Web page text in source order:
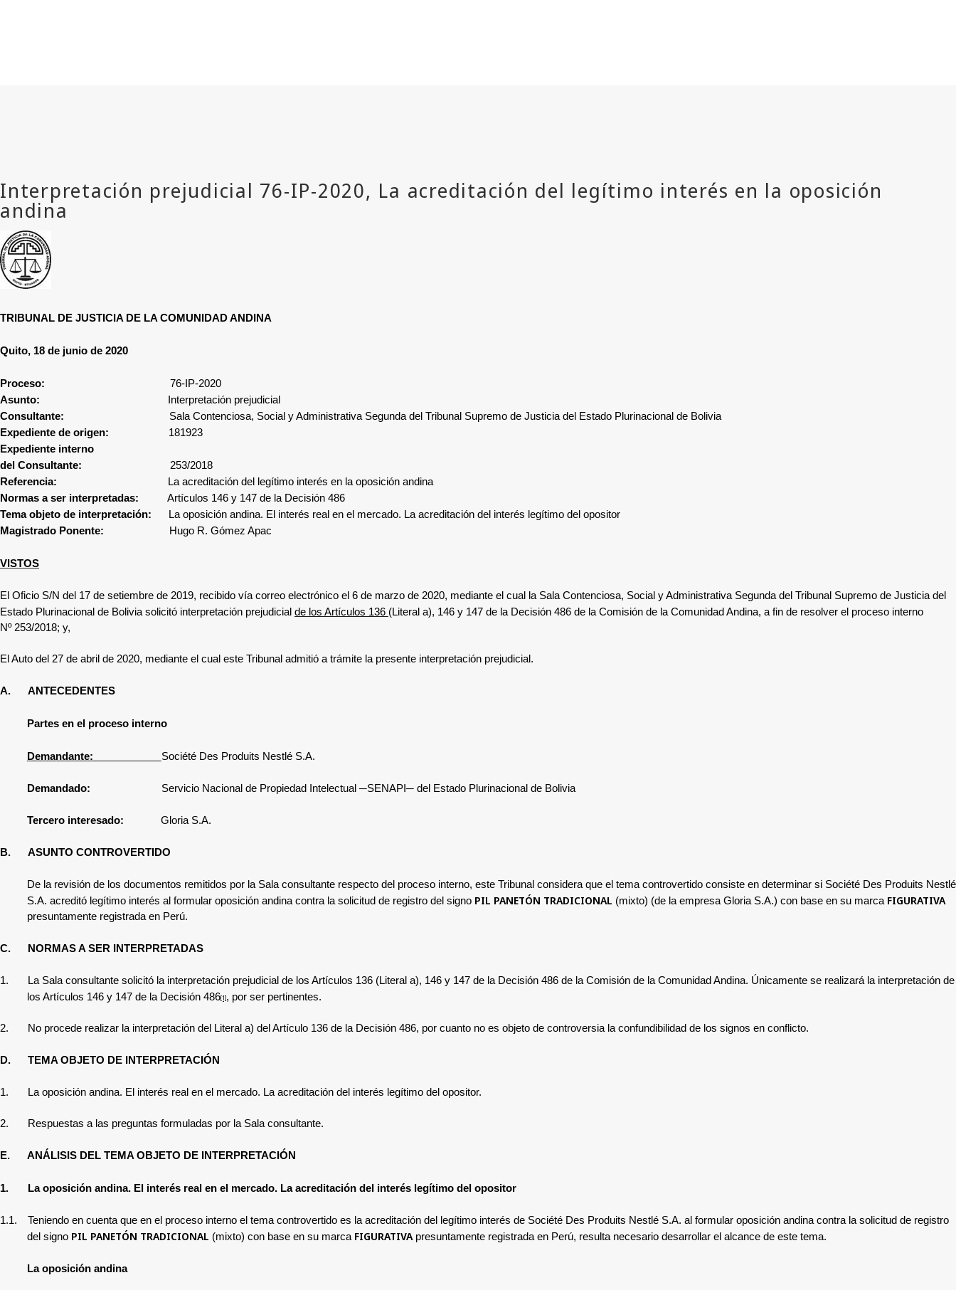
TRIBUNAL DE JUSTICIA DE LA COMUNIDAD ANDINA
Quito, 18 de junio de 2020
Proceso: 76-IP-2020
Asunto:
Interpretación prejudicial
Consultante: Sala Contenciosa, Social y Administrativa Segunda del Tribunal Supremo de Justicia del Estado Plurinacional de Bolivia
Expediente de origen: 181923
Expediente interno
del Consultante: 253/2018
Referencia:
La acreditación del legítimo interés en la oposición andina
Normas a ser interpretadas: Artículos 146 y 147 de la Decisión 486
Tema objeto de interpretación:
La oposición andina. El interés real en el mercado. La acreditación del interés legítimo del opositor
Magistrado Ponente:
Hugo R. Gómez Apac
VISTOS
El Oficio S/N del 17 de setiembre de 2019, recibido vía correo electrónico el 6 de marzo de 2020, mediante el cual
la Sala Contenciosa, Social y Administrativa Segunda del Tribunal Supremo de Justicia del
Estado Plurinacional de Bolivia solicitó interpretación prejudicial de los Artículos 136 (Literal a), 146 y 147 de la Decisión 486 de la Comisión de la Comunidad Andina, a fin de resolver el proceso interno
Nº 253/2018; y,
El Auto del 27 de abril de 2020, mediante el cual este Tribunal admitió a trámite la presente interpretación prejudicial.
A. ANTECEDENTES
Partes en el proceso interno
Demandante: Société Des Produits Nestlé S.A.
Demandado: Servicio Nacional de Propiedad Intelectual ─SENAPI─ del Estado Plurinacional de Bolivia
Tercero interesado: Gloria S.A.
B. ASUNTO CONTROVERTIDO
De la revisión de los documentos remitidos por la Sala consultante respecto del proceso interno, este Tribunal considera queel tema controvertido consiste en determinar si Société Des Produits Nestlé
S.A. acreditó legítimo interés al formular oposición andina contra la solicitud de registro del signo PIL PANETÓN TRADICIONAL (mixto) (de la empresa Gloria S.A.) con base en su marca FIGURATIVA
presuntamente registrada en Perú.
C. NORMAS A SER INTERPRETADAS
1. La Sala consultante solicitó la interpretación prejudicial de los Artículos 136 (Literal a), 146 y 147 de la Decisión 486 de la Comisión de la Comunidad Andina. Únicamente se realizará la interpretación de
los Artículos 146 y 147 de la Decisión 486[1], por ser pertinentes.
2. No procede realizar la interpretación del Literal a) del Artículo 136 de la Decisión 486, por cuanto no es objeto de controversia la confundibilidad de los signos en conflicto.
D. TEMA OBJETO DE INTERPRETACIÓN
1. La oposición andina. El interés real en el mercado. La acreditación del interés legítimo del opositor.
2. Respuestas a las preguntas formuladas por la Sala consultante.
E. ANÁLISIS DEL TEMA OBJETO DE INTERPRETACIÓN
1. La oposición andina. El interés real en el mercado. La acreditación del interés legítimo del opositor
1.1. Teniendo en cuenta que en el proceso interno el tema controvertido es la acreditación del legítimo interés de Société Des Produits Nestlé S.A. al formular oposición andina contra la solicitud de registro
del signo PIL PANETÓN TRADICIONAL (mixto) con base en su marca FIGURATIVApresuntamente registrada en Perú, resulta necesario desarrollar el alcance de este tema.
La oposición andina